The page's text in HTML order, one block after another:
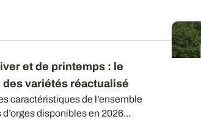
et de printemps : le
des variétés réactualisé
caractéristiques de l’ensemble
disponibles en 2026...